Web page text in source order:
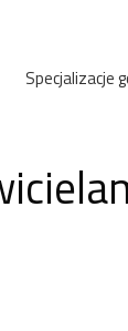
Specjalizacje